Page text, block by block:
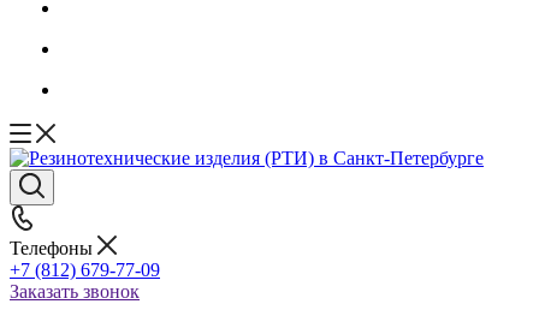
Телефоны
+7 (812) 679-77-09
Заказать звонок